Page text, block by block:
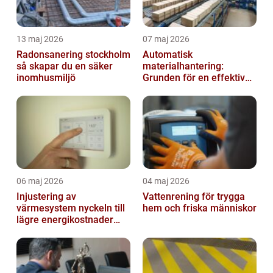
13 maj 2026
Radonsanering stockholm
så skapar du en säker
inomhusmiljö
07 maj 2026
Automatisk
materialhantering:
Grunden för en effektiv
06 maj 2026
Injustering av
värmesystem nyckeln till
lägre energikostnader
inomhusklimat
04 maj 2026
Vattenrening för trygga
hem och friska människor